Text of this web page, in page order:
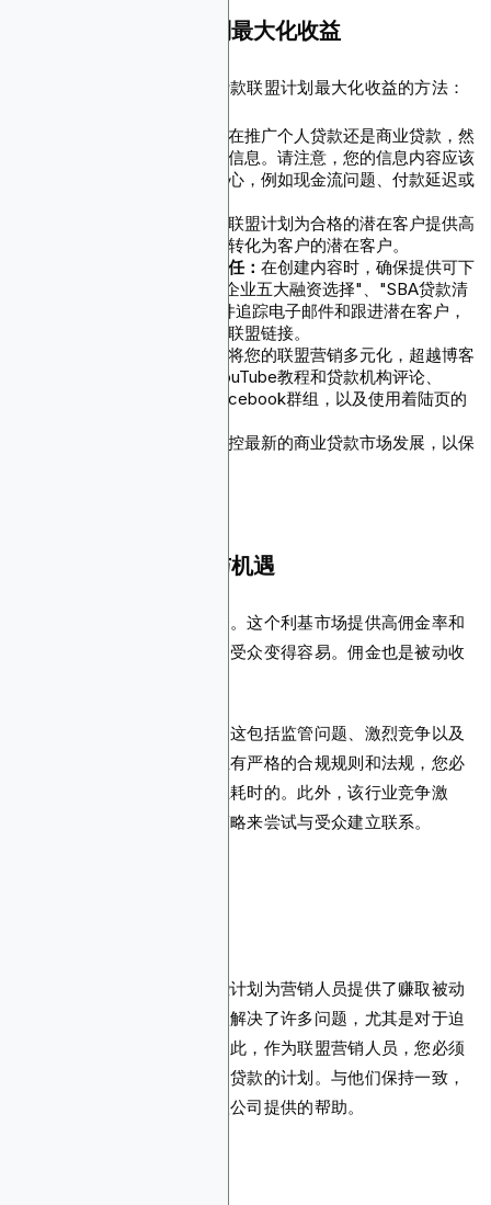
如何通过贷款联盟计划最大化收益
以下是赢得受众信任并通过贷款联盟计划最大化收益的方法：
区分您是在推广个人贷款还是商业贷款，然
后针对特定利基定制您的信息。请注意，您的信息内容应该
对受众的问题表现出同理心，例如现金流问题、付款延迟或
联盟计划为合格的潜在客户提供高
佣金率，因此要瞄准可能转化为客户的潜在客户。
使用潜在客户磁铁建立信任：在创建内容时，确保提供可下
载的PDF，如"2025年小企业五大融资选择"、"SBA贷款清
单"。通过自动化电子邮件追踪电子邮件和跟进潜在客户，
并通过跟进序列鼓励使用联盟链接。
将您的联盟营销多元化，超越博客
文章和付费广告。创建YouTube教程和贷款机构评论、
LinkedIn帖子、企业家Facebook群组，以及使用着陆页的
确保您监控最新的商业贷款市场发展，以保
贷款利基市场的挑战与机遇
推广贷款联盟计划有很多机会。这个利基市场提供高佣金率和
广泛的产品，使得接触正确的受众变得容易。佣金也是被动收
然而，您也会遇到许多挑战。这包括监管问题、激烈竞争以及
与受众互动的难度。贷款行业有严格的合规规则和法规，您必
须遵守，这可能证明是复杂且耗时的。此外，该行业竞争激
烈，因此您必须采用更好的策略来尝试与受众建立联系。
贷款联盟计划绝对值得。这些计划为营销人员提供了赚取被动
收入来源的机会。此外，贷款解决了许多问题，尤其是对于迫
切需要资金的小企业而言。因此，作为联盟营销人员，您必须
识别提供能够解决受众问题的贷款的计划。与他们保持一致，
并教育您的受众接受这些贷款公司提供的帮助。